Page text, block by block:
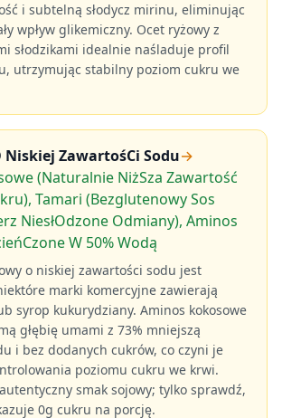
i subtelną słodycz mirinu, eliminując
wpływ glikemiczny. Ocet ryżowy z
słodzikami idealnie naśladuje profil
utrzymując stabilny poziom cukru we
Niskiej ZawartośCi Sodu→
(Naturalnie NiżSza Zawartość
Tamari (Bezglutenowy Sos
NiesłOdzone Odmiany), Aminos
W 50% Wodą
o niskiej zawartości sodu jest
marki komercyjne zawierają
syrop kukurydziany. Aminos kokosowe
głębię umami z 73% mniejszą
i bez dodanych cukrów, co czyni je
poziomu cukru we krwi.
smak sojowy; tylko sprawdź,
0g cukru na porcję.